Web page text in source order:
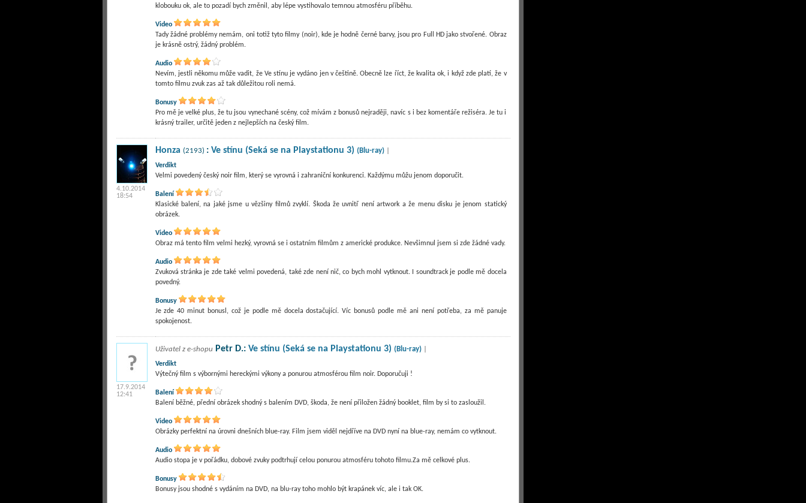
klobouku ok, ale to pozadí bych změnil, aby lépe vystihovalo temnou atmosféru příběhu.
Video
Tady žádné problémy nemám, oni totiž tyto filmy (noir), kde je hodně černé barvy, jsou pro Full HD jako stvořené. Obraz
je krásně ostrý, žádný problém.
Audio
Nevím, jestli někomu může vadit, že Ve stínu je vydáno jen v češtině. Obecně lze říct, že kvalita ok, i když zde platí, že v
tomto filmu zvuk zas až tak důležitou roli nemá.
Bonusy
Pro mě je velké plus, že tu jsou vynechané scény, což mívám z bonusů nejraději, navíc s i bez komentáře režiséra. Je tu i
krásný trailer, určitě jeden z nejlepších na český film.
4.10.2014
18:54
Honza (2193) : Ve stínu (Seká se na Playstationu 3) (Blu-ray)|
Verdikt
Velmi povedený český noir film, který se vyrovná i zahraniční konkurenci. Každýmu můžu jenom doporučit.
Balení
Klasické balení, na jaké jsme u vězšiny filmů zvyklí. Škoda že uvnitř není artwork a že menu disku je jenom statický
obrázek.
Video
Obraz má tento film velmi hezký, vyrovná se i ostatním filmům z americké produkce. Nevšimnul jsem si zde žádné vady.
Audio
Zvuková stránka je zde také velmi povedená, také zde není nič, co bych mohl vytknout. I soundtrack je podle mě docela
povedný.
Bonusy
Je zde 40 minut bonusl, což je podle mě docela dostačující. Víc bonusů podle mě ani není potřeba, za mě panuje
spokojenost.
17.9.2014
12:41
Uživatel z e-shopu Petr D.: Ve stínu (Seká se na Playstationu 3) (Blu-ray)|
Verdikt
Výtečný film s výbornými hereckými výkony a ponurou atmosférou film noir. Doporučuji !
Balení
Balení běžné, přední obrázek shodný s balením DVD, škoda, že není přiložen žádný booklet, film by si to zasloužil.
Video
Obrázky perfektní na úrovni dnešních blue-ray. Film jsem viděl nejdříve na DVD nyní na blue-ray, nemám co vytknout.
Audio
Audio stopa je v pořádku, dobové zvuky podtrhují celou ponurou atmosféru tohoto filmu.Za mě celkové plus.
Bonusy
Bonusy jsou shodné s vydáním na DVD, na blu-ray toho mohlo být krapánek víc, ale i tak OK.